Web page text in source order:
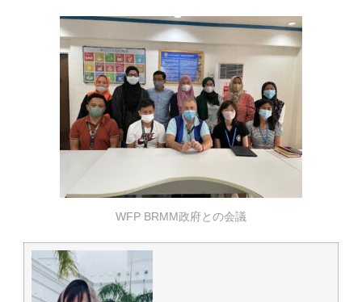
WFP BRMM政府との会議